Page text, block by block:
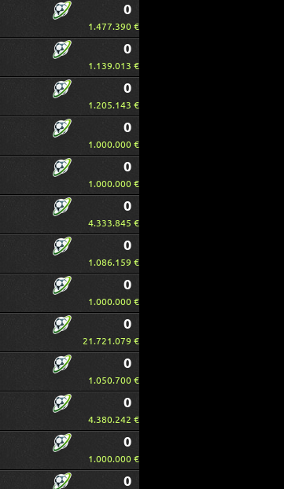
0
1.477.390 €
0
1.139.013 €
0
1.205.143 €
0
1.000.000 €
0
1.000.000 €
0
4.333.845 €
0
1.086.159 €
0
1.000.000 €
0
21.721.079 €
0
1.050.700 €
0
4.380.242 €
0
1.000.000 €
0